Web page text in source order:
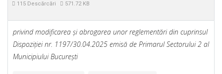
115 Descărcări 571.72 KB
privind modificarea şi abrogarea unor reglementări din cuprinsul
Dispoziţiei nr. 1197/30.04.2025 emisă de Primarul Sectorului 2 al
Municipiului Bucureşti